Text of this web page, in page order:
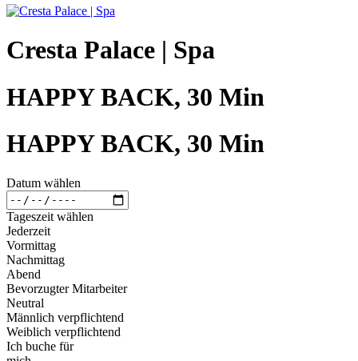
Cresta Palace | Spa
HAPPY BACK, 30 Min
HAPPY BACK, 30 Min
Datum wählen
Tageszeit wählen
Jederzeit
Vormittag
Nachmittag
Abend
Bevorzugter Mitarbeiter
Neutral
Männlich verpflichtend
Weiblich verpflichtend
Ich buche für